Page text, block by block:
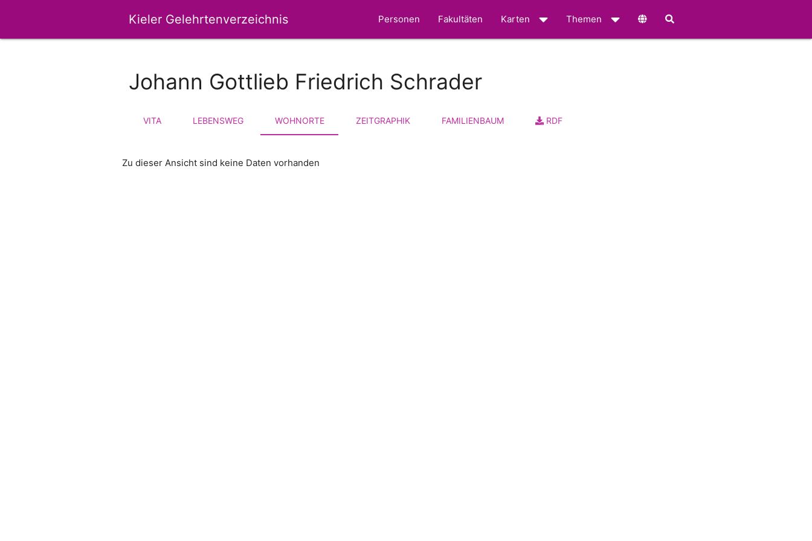
Kieler Gelehrtenverzeichnis Personen Fakultäten Karten Themen
Johann Gottlieb Friedrich Schrader
VITA LEBENSWEG WOHNORTE ZEITGRAPHIK FAMILIENBAUM RDF
Zu dieser Ansicht sind keine Daten vorhanden